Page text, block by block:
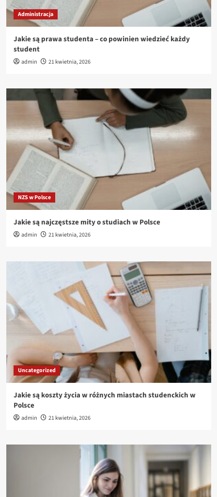
Administracja
Jakie są prawa studenta – co powinien wiedzieć każdy
student
admin 21 kwietnia, 2026
NZS w Polsce
Jakie są najczęstsze mity o studiach w Polsce
admin 21 kwietnia, 2026
Uncategorized
Jakie są koszty życia w różnych miastach studenckich w
Polsce
admin 21 kwietnia, 2026